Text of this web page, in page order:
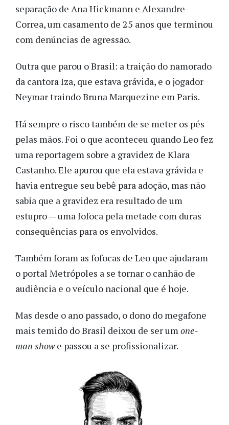
separação de Ana Hickmann e Alexandre
Correa, um casamento de 25 anos que terminou
com denúncias de agressão.
Outra que parou o Brasil: a traição do namorado
da cantora Iza, que estava grávida, e o jogador
Neymar traindo Bruna Marquezine em Paris.
Há sempre o risco também de se meter os pés
pelas mãos. Foi o que aconteceu quando Leo fez
uma reportagem sobre a gravidez de Klara
Castanho. Ele apurou que ela estava grávida e
havia entregue seu bebê para adoção, mas não
sabia que a gravidez era resultado de um
estupro — uma fofoca pela metade com duras
consequências para os envolvidos.
Também foram as fofocas de Leo que ajudaram
o portal Metrópoles a se tornar o canhão de
audiência e o veículo nacional que é hoje.
Mas desde o ano passado, o dono do megafone
mais temido do Brasil deixou de ser umone-
man showe passou a se profissionalizar.